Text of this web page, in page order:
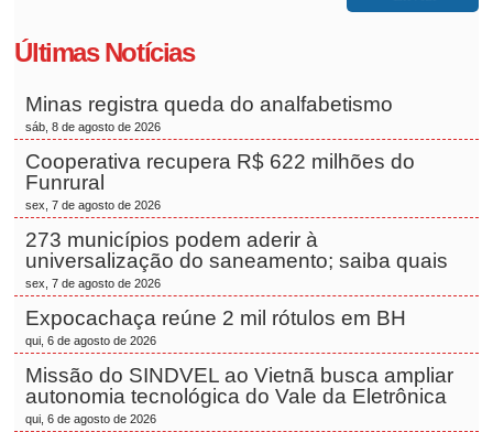
Últimas Notícias
Minas registra queda do analfabetismo
sáb, 8 de agosto de 2026
Cooperativa recupera R$ 622 milhões do
Funrural
sex, 7 de agosto de 2026
273 municípios podem aderir à
universalização do saneamento; saiba quais
sex, 7 de agosto de 2026
Expocachaça reúne 2 mil rótulos em BH
qui, 6 de agosto de 2026
Missão do SINDVEL ao Vietnã busca ampliar
autonomia tecnológica do Vale da Eletrônica
qui, 6 de agosto de 2026